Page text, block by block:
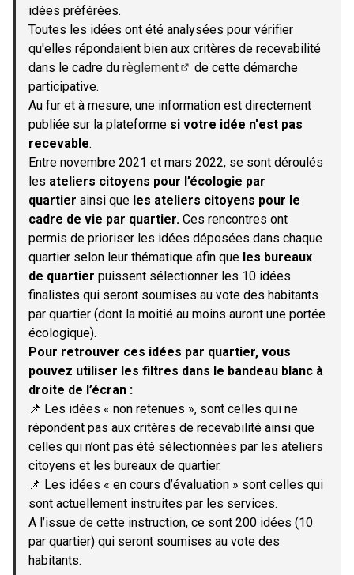
idées préférées.
Toutes les idées ont été analysées pour vérifier
qu'elles répondaient bien aux critères de recevabilité
dans le cadre du règlement
de cette démarche
participative.
Au fur et à mesure, une information est directement
publiée sur la plateforme si votre idée n'est pas
recevable.
Entre novembre 2021 et mars 2022, se sont déroulés
les ateliers citoyens pour l’écologie par
quartier ainsi que les ateliers citoyens pour le
cadre de vie par quartier. Ces rencontres ont
permis de prioriser les idées déposées dans chaque
quartier selon leur thématique afin que les bureaux
de quartier puissent sélectionner les 10 idées
finalistes qui seront soumises au vote des habitants
par quartier (dont la moitié au moins auront une portée
écologique).
Pour retrouver ces idées par quartier, vous
pouvez utiliser les filtres dans le bandeau blanc à
droite de l’écran :
📌 Les idées « non retenues », sont celles qui ne
répondent pas aux critères de recevabilité ainsi que
celles qui n’ont pas été sélectionnées par les ateliers
citoyens et les bureaux de quartier.
📌 Les idées « en cours d’évaluation » sont celles qui
sont actuellement instruites par les services.
A l’issue de cette instruction, ce sont 200 idées (10
par quartier) qui seront soumises au vote des
habitants.